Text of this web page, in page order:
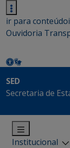
ir para conteúdo
Ouvidoria
SED
Secretaria de
Institucional